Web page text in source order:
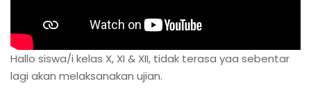
Hallo siswa/i kelas X, XI & XII, tidak terasa yaa sebentar
lagi akan melaksanakan ujian.